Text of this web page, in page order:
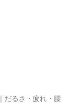
だるさ・疲れ・腰